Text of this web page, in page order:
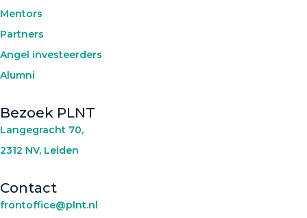
Mentors
Partners
Angel investeerders
Alumni
Bezoek PLNT
Langegracht 70,
2312 NV, Leiden
Contact
frontoffice@plnt.nl